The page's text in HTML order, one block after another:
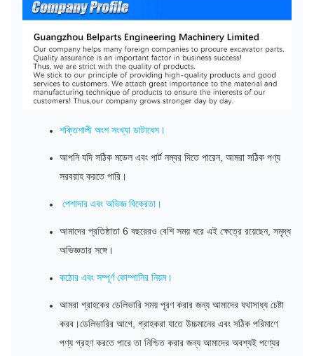
শক্তিশালী অংশ সংখ্যা ডাটাবেস।
আপনি যদি সঠিক মডেল এবং পার্ট নম্বর দিতে পারেন, আমরা সঠিক পণ্য
সরবরাহ করতে পারি।
পেশাদার এবং অভিজ্ঞ বিক্রেতা।
আমাদের প্রতিষ্ঠাতা 6 বছরেরও বেশি সময় ধরে এই ক্ষেত্রে রয়েছেন, সমৃদ্ধ
অভিজ্ঞতার সঙ্গে।
কঠোর এবং সম্পূর্ণ কোম্পানির নিয়ম।
আমরা গ্রাহকের ডেলিভারি সময় পূরণ করার জন্য আমাদের যথাসাধ্য চেষ্টা
করব।ডেলিভারির আগে, গ্রাহকরা যাতে উচ্চমানের এবং সঠিক পরিমাণে
পণ্য গ্রহণ করতে পারে তা নিশ্চিত করার জন্য আমাদের অবশ্যই পণ্যের